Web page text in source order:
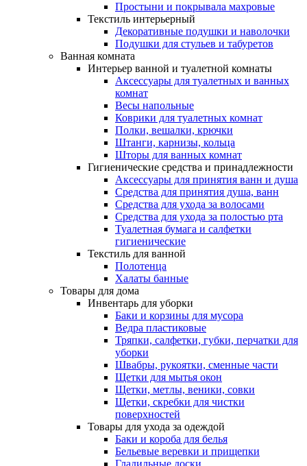
Простыни и покрывала махровые
Текстиль интерьерный
Декоративные подушки и наволочки
Подушки для стульев и табуретов
Ванная комната
Интерьер ванной и туалетной комнаты
Аксессуары для туалетных и ванных
комнат
Весы напольные
Коврики для туалетных комнат
Полки, вешалки, крючки
Штанги, карнизы, кольца
Шторы для ванных комнат
Гигиенические средства и принадлежности
Аксессуары для принятия ванн и душа
Средства для принятия душа, ванн
Средства для ухода за волосами
Средства для ухода за полостью рта
Туалетная бумага и салфетки
гигиенические
Текстиль для ванной
Полотенца
Халаты банные
Товары для дома
Инвентарь для уборки
Баки и корзины для мусора
Ведра пластиковые
Тряпки, салфетки, губки, перчатки для
уборки
Швабры, рукоятки, сменные части
Щетки для мытья окон
Щетки, метлы, веники, совки
Щетки, скребки для чистки
поверхностей
Товары для ухода за одеждой
Баки и короба для белья
Бельевые веревки и прищепки
Гладильные доски